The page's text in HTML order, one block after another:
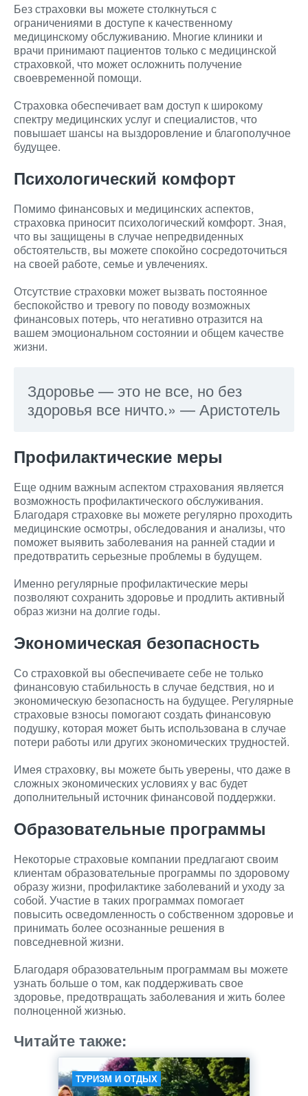
Без страховки вы можете столкнуться с
ограничениями в доступе к качественному
медицинскому обслуживанию. Многие клиники и
врачи принимают пациентов только с медицинской
страховкой, что может осложнить получение
своевременной помощи.
Страховка обеспечивает вам доступ к широкому
спектру медицинских услуг и специалистов, что
повышает шансы на выздоровление и благополучное
будущее.
Психологический комфорт
Помимо финансовых и медицинских аспектов,
страховка приносит психологический комфорт. Зная,
что вы защищены в случае непредвиденных
обстоятельств, вы можете спокойно сосредоточиться
на своей работе, семье и увлечениях.
Отсутствие страховки может вызвать постоянное
беспокойство и тревогу по поводу возможных
финансовых потерь, что негативно отразится на
вашем эмоциональном состоянии и общем качестве
жизни.
Здоровье — это не все, но без
здоровья все ничто.» — Аристотель
Профилактические меры
Еще одним важным аспектом страхования является
возможность профилактического обслуживания.
Благодаря страховке вы можете регулярно проходить
медицинские осмотры, обследования и анализы, что
поможет выявить заболевания на ранней стадии и
предотвратить серьезные проблемы в будущем.
Именно регулярные профилактические меры
позволяют сохранить здоровье и продлить активный
образ жизни на долгие годы.
Экономическая безопасность
Со страховкой вы обеспечиваете себе не только
финансовую стабильность в случае бедствия, но и
экономическую безопасность на будущее. Регулярные
страховые взносы помогают создать финансовую
подушку, которая может быть использована в случае
потери работы или других экономических трудностей.
Имея страховку, вы можете быть уверены, что даже в
сложных экономических условиях у вас будет
дополнительный источник финансовой поддержки.
Образовательные программы
Некоторые страховые компании предлагают своим
клиентам образовательные программы по здоровому
образу жизни, профилактике заболеваний и уходу за
собой. Участие в таких программах помогает
повысить осведомленность о собственном здоровье и
принимать более осознанные решения в
повседневной жизни.
Благодаря образовательным программам вы можете
узнать больше о том, как поддерживать свое
здоровье, предотвращать заболевания и жить более
полноценной жизнью.
Читайте также:
ТУРИЗМ И ОТДЫХ